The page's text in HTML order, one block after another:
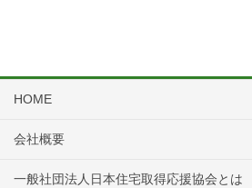
HOME
会社概要
一般社団法人日本住宅取得応援協会とは